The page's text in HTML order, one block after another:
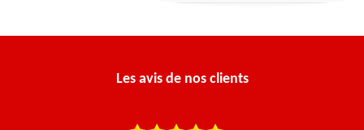
Les avis de nos clients